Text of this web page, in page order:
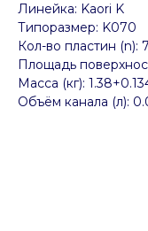
Линейка: Kaori K
Типоразмер: K070
Кол-во пластин (n):
Площадь
Масса (кг):
Объём канала (л):